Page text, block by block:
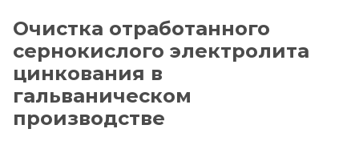
Очистка отработанного
сернокислого электролита
цинкования в
гальваническом
производстве